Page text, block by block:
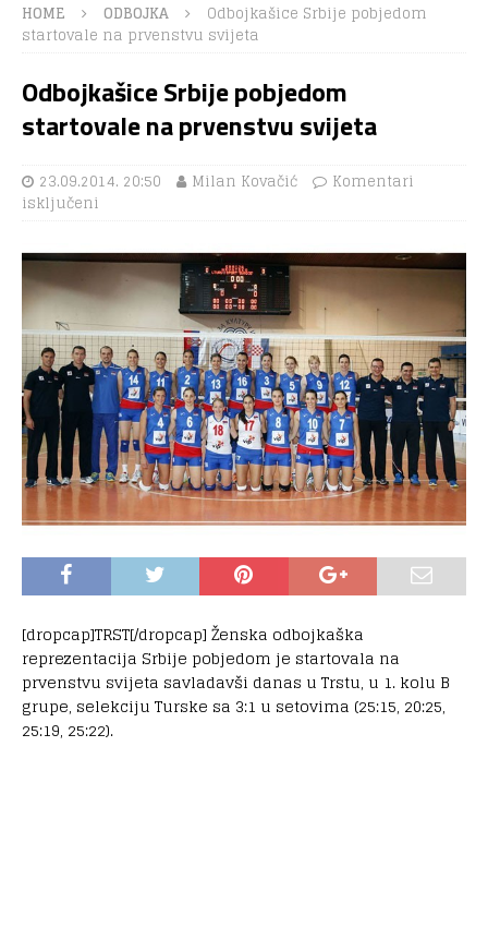
HOME ODBOJKA
Odbojkašice Srbije pobjedom
startovale na prvenstvu svijeta
Odbojkašice Srbije pobjedom
startovale na prvenstvu svijeta
23.09.2014. 20:50 Milan Kovačić
Komentari
isključeni
[dropcap]TRST[/dropcap] Ženska odbojkaška
reprezentacija Srbije pobjedom je startovala na
prvenstvu svijeta savladavši danas u Trstu, u 1. kolu B
grupe, selekciju Turske sa 3:1 u setovima (25:15, 20:25,
25:19, 25:22).